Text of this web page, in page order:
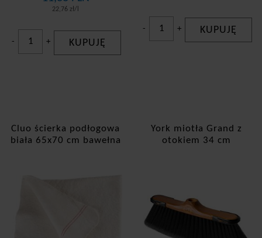
22,76 zł/l
- + KUPUJĘ
- + KUPUJĘ
Cluo ścierka podłogowa
biała 65x70 cm bawełna
York miotła Grand z
otokiem 34 cm